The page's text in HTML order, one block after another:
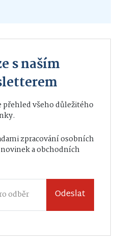
s naším
přehled všeho důležitého
zpracování osobních
a obchodních
Odeslat